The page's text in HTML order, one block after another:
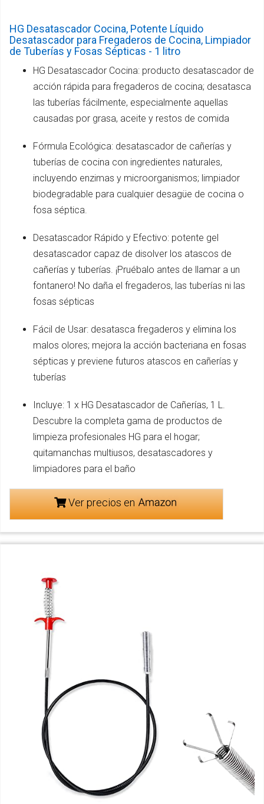
HG Desatascador Cocina, Potente Líquido
Desatascador para Fregaderos de Cocina, Limpiador
de Tuberías y Fosas Sépticas - 1 litro
HG Desatascador Cocina: producto desatascador de
acción rápida para fregaderos de cocina; desatasca
las tuberías fácilmente, especialmente aquellas
causadas por grasa, aceite y restos de comida
Fórmula Ecológica: desatascador de cañerías y
tuberías de cocina con ingredientes naturales,
incluyendo enzimas y microorganismos; limpiador
biodegradable para cualquier desagüe de cocina o
fosa séptica.
Desatascador Rápido y Efectivo: potente gel
desatascador capaz de disolver los atascos de
cañerías y tuberías. ¡Pruébalo antes de llamar a un
fontanero! No daña el fregaderos, las tuberías ni las
fosas sépticas
Fácil de Usar: desatasca fregaderos y elimina los
malos olores; mejora la acción bacteriana en fosas
sépticas y previene futuros atascos en cañerías y
tuberías
Incluye: 1 x HG Desatascador de Cañerías, 1 L.
Descubre la completa gama de productos de
limpieza profesionales HG para el hogar;
quitamanchas multiusos, desatascadores y
limpiadores para el baño
Ver precios en